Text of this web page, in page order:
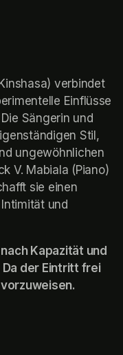
verbindet
Einflüsse
Sängerin und
Stil,
ungewöhnlichen
V. Mabiala (Piano)
sie einen
und
Kapazität und
der Eintritt frei